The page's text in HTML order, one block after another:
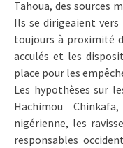
Tahoua, des sources
Ils se dirigeaient
toujours à proximité
acculés et les
place pour les
Les hypothèses sur
Hachimou
nigérienne, les
responsables